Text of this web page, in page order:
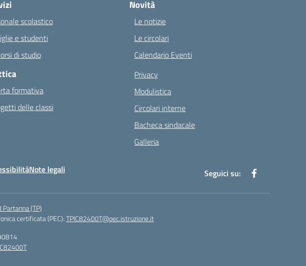
scolastico
e studenti
di studio
formativa
delle classi
Novità
Le notizie
Le circolari
Calendario Eventi
Privacy
Modulistica
Circolari interne
Bacheca sindacale
Galleria
Note legali Seguici su:
(TP)
certificata (PEC):TPIC82400T@pec.istruzione.it